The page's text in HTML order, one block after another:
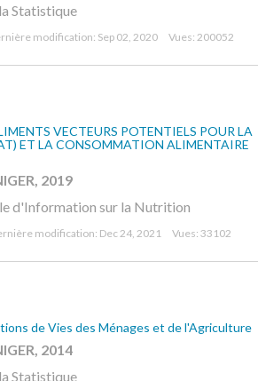
Statistique
modification: Sep 02, 2020 Vues: 200052
VECTEURS POTENTIELS POUR LA
ET LA CONSOMMATION ALIMENTAIRE
2019
d'Information sur la Nutrition
modification: Dec 24, 2021 Vues: 33102
de Vies des Ménages et de l'Agriculture
2014
Statistique